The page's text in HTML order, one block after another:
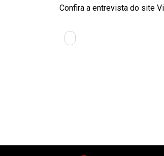
Confira a entrevista do site